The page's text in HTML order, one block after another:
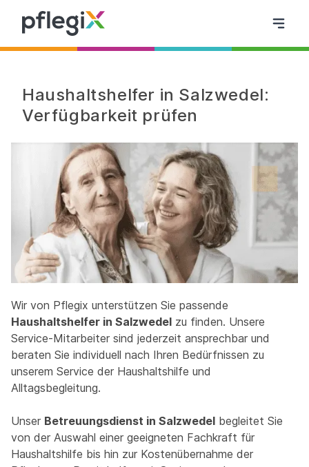
Haushaltshelfer in Salzwedel:
Verfügbarkeit prüfen
Wir von Pflegix unterstützen Sie passende
Haushaltshelfer in Salzwedel zu finden. Unsere
Service-Mitarbeiter sind jederzeit ansprechbar und
beraten Sie individuell nach Ihren Bedürfnissen zu
unserem Service der Haushaltshilfe und
Alltagsbegleitung.
Unser Betreuungsdienst in Salzwedel begleitet Sie
von der Auswahl einer geeigneten Fachkraft für
Haushaltshilfe bis hin zur Kostenübernahme der